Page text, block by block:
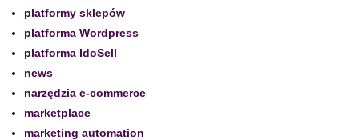
platformy sklepów
platforma Wordpress
platforma IdoSell
news
narzędzia e-commerce
marketplace
marketing automation